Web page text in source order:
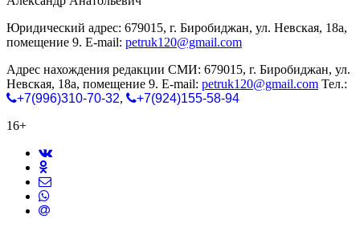
Юридический адрес: 679015, г. Биробиджан, ул. Невская, 18а,
помещение 9. E-mail: petruk120@gmail.com
Адрес нахождения редакции СМИ: 679015, г. Биробиджан, ул.
Невская, 18а, помещение 9. E-mail: petruk120@gmail.com Тел.:
+7(996)310-70-32,
+7(924)155-58-94
16+